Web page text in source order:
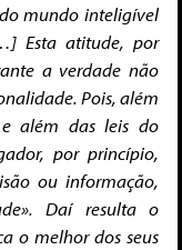
mundo inteligível
Esta atitude, por
a verdade não
Pois, além
além das leis do
por princípio,
ou informação,
Daí resulta o
o melhor dos seus